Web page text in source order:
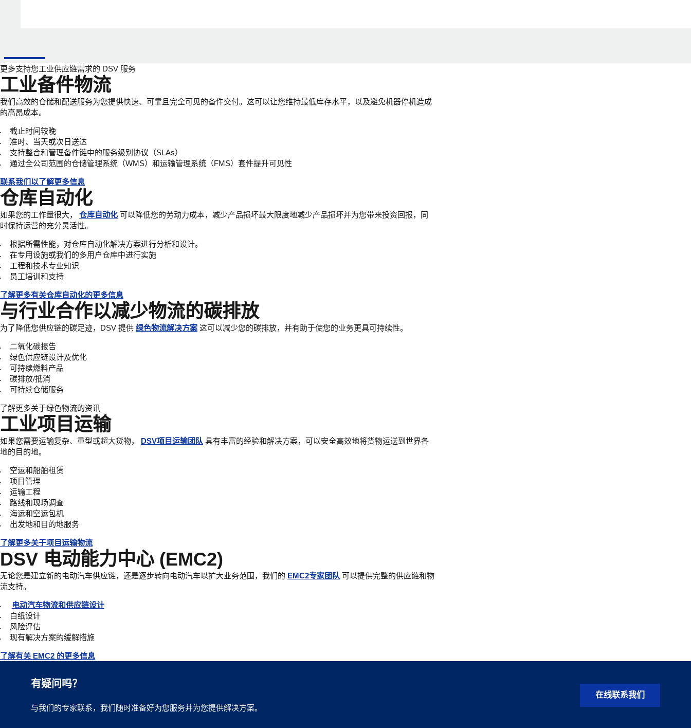
更多支持您工业供应链需求的 DSV 服务
工业备件物流
我们高效的仓储和配送服务为您提供快速、可靠且完全可见的备件交付。这可以让您维持最低库存水平，以及避免机器停机造成
的高昂成本。
截止时间较晚
准时、当天或次日送达
支持整合和管理备件链中的服务级别协议（SLAs）
通过全公司范围的仓储管理系统（WMS）和运输管理系统（FMS）套件提升可见性
联系我们以了解更多信息
仓库自动化
如果您的工作量很大， 仓库自动化 可以降低您的劳动力成本，减少产品损坏最大限度地减少产品损坏并为您带来投资回报，同
时保持运营的充分灵活性。
根据所需性能，对仓库自动化解决方案进行分析和设计。
在专用设施或我们的多用户仓库中进行实施
工程和技术专业知识
员工培训和支持
了解更多有关仓库自动化的更多信息
与行业合作以减少物流的碳排放
为了降低您供应链的碳足迹，DSV 提供 绿色物流解决方案 这可以减少您的碳排放，并有助于使您的业务更具可持续性。
二氧化碳报告
绿色供应链设计及优化
可持续燃料产品
碳排放/抵消
可持续仓储服务
了解更多关于绿色物流的资讯
工业项目运输
如果您需要运输复杂、重型或超大货物， DSV项目运输团队 具有丰富的经验和解决方案，可以安全高效地将货物运送到世界各
地的目的地。
空运和船舶租赁
项目管理
运输工程
路线和现场调查
海运和空运包机
出发地和目的地服务
了解更多关于项目运输物流
DSV 电动能力中心 (EMC2)
无论您是建立新的电动汽车供应链，还是逐步转向电动汽车以扩大业务范围，我们的 EMC2专家团队 可以提供完整的供应链和物
流支持。
电动汽车物流和供应链设计
白纸设计
风险评估
现有解决方案的缓解措施
了解有关 EMC2 的更多信息
有疑问吗？
与我们的专家联系，我们随时准备好为您服务并为您提供解决方案。
在线联系我们